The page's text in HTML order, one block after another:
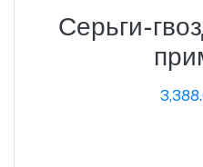
Серьги-